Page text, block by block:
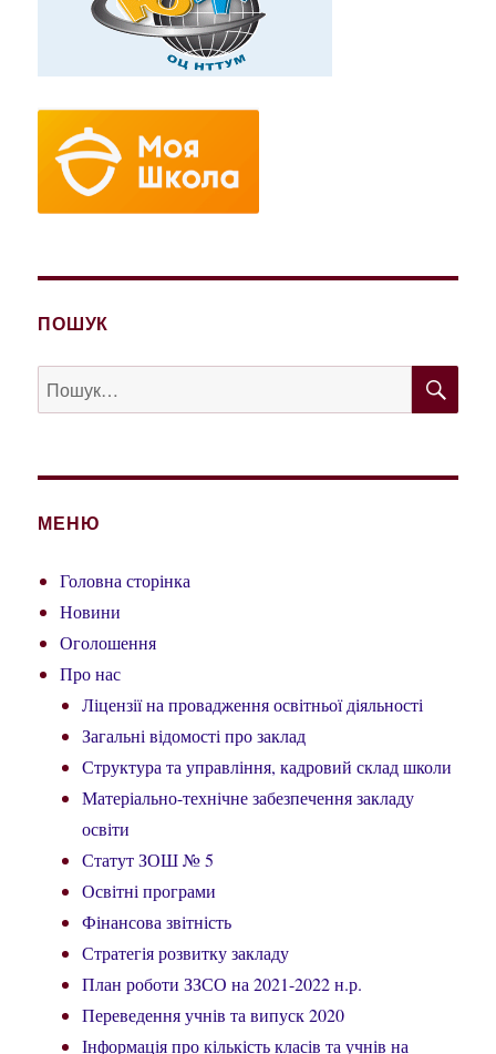
ПОШУК
Пошук
за
МЕНЮ
Головна сторінка
Новини
Оголошення
Про нас
Ліцензії на провадження освітньої діяльності
Загальні відомості про заклад
Структура та управління, кадровий склад школи
Матеріально-технічне забезпечення закладу
освіти
Статут ЗОШ № 5
Освітні програми
Фінансова звітність
Стратегія розвитку закладу
План роботи ЗЗСО на 2021-2022 н.р.
Переведення учнів та випуск 2020
Інформація про кількість класів та учнів на